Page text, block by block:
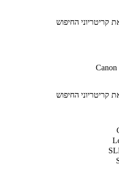
קריטריוני החיפוש
Canon
קריטריוני החיפוש